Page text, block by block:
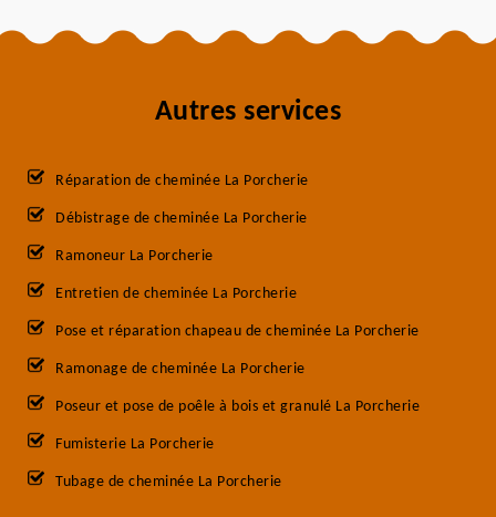
Autres services
Réparation de cheminée La Porcherie
Débistrage de cheminée La Porcherie
Ramoneur La Porcherie
Entretien de cheminée La Porcherie
Pose et réparation chapeau de cheminée La Porcherie
Ramonage de cheminée La Porcherie
Poseur et pose de poêle à bois et granulé La Porcherie
Fumisterie La Porcherie
Tubage de cheminée La Porcherie